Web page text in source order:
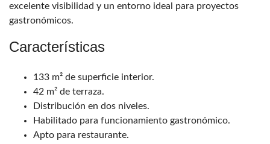
excelente visibilidad y un entorno ideal para proyectos
gastronómicos.
Características
133 m² de superficie interior.
42 m² de terraza.
Distribución en dos niveles.
Habilitado para funcionamiento gastronómico.
Apto para restaurante.